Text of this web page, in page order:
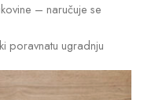
– naručuje se
poravnatu ugradnju